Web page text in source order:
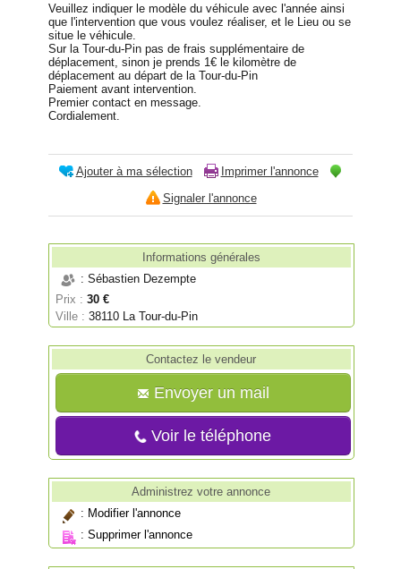
Veuillez indiquer le modèle du véhicule avec l'année ainsi
que l'intervention que vous voulez réaliser, et le Lieu ou se
situe le véhicule.
Sur la Tour-du-Pin pas de frais supplémentaire de
déplacement, sinon je prends 1€ le kilomètre de
déplacement au départ de la Tour-du-Pin
Paiement avant intervention.
Premier contact en message.
Cordialement.
Ajouter à ma sélection
Imprimer l'annonce
Signaler l'annonce
Informations générales
: Sébastien Dezempte
Prix : 30 €
Ville :38110 La Tour-du-Pin
Contactez le vendeur
Envoyer un mail
Voir le téléphone
Administrez votre annonce
: Modifier l'annonce
:Supprimer l'annonce